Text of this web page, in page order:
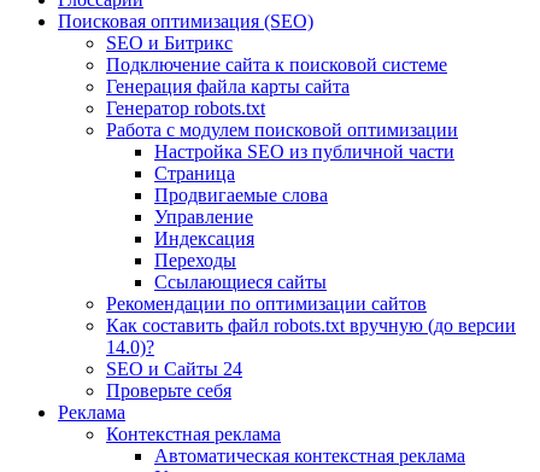
Поисковая оптимизация (SEO)
SEO и Битрикс
Подключение сайта к поисковой системе
Генерация файла карты сайта
Генератор robots.txt
Работа с модулем поисковой оптимизации
Настройка SEO из публичной части
Страница
Продвигаемые слова
Управление
Индексация
Переходы
Ссылающиеся сайты
Рекомендации по оптимизации сайтов
Как составить файл robots.txt вручную (до версии
14.0)?
SEO и Сайты 24
Проверьте себя
Реклама
Контекстная реклама
Автоматическая контекстная реклама